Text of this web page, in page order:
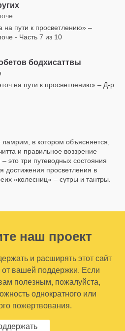
пути к просветлению» –
- Часть 7 из 10
бодхисаттвы
на пути к просветлению» – Д-р
ламрим, в котором объясняется,
и правильное воззрение
– это три путеводных состояния
достижения просветления в
«колесниц» – сутры и тантры.
наш проект
и расширять этот сайт
от вашей поддержки. Если
полезным, пожалуйста,
однократного или
пожертвования.